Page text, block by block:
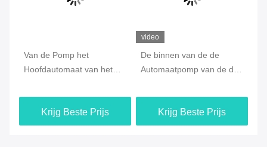
Van de Pomp het
Hoofdautomaat van het
Type 0.8CC Output
Gezichts Schoonmaken
Krijg Beste Prijs
video
De binnen van de de
Automaatpomp van de de
Gerecycleerde Pomp voor
Handdesinfecterend
middel
Krijg Beste Prijs